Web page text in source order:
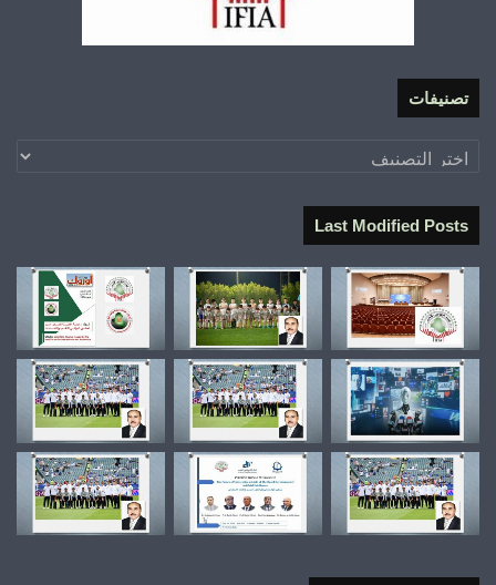
تصنيفات
تصنيفات
Last Modified Posts